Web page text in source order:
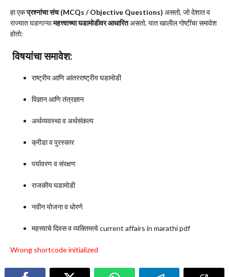
हा एकप्रश्नांचा संच (MCQs / Objective Questions) असतो, जो देशात व
राज्यात घडणाऱ्यामहत्त्वाच्या घडामोडीवर आधारितअसतो. यात खालील गोष्टींचा समावेश
होतो:
विषयांचा समावेश:
राष्ट्रीय आणि आंतरराष्ट्रीय घडामोडी
विज्ञान आणि तंत्रज्ञान
अर्थव्यवस्था व अर्थसंकल्प
क्रीडा व पुरस्कार
पर्यावरण व संरक्षण
राजकीय घडामोडी
नवीन योजना व धोरणे
महत्त्वाचे दिवस व व्यक्तिमत्वे current affairs in marathi pdf
Wrong shortcode initialized